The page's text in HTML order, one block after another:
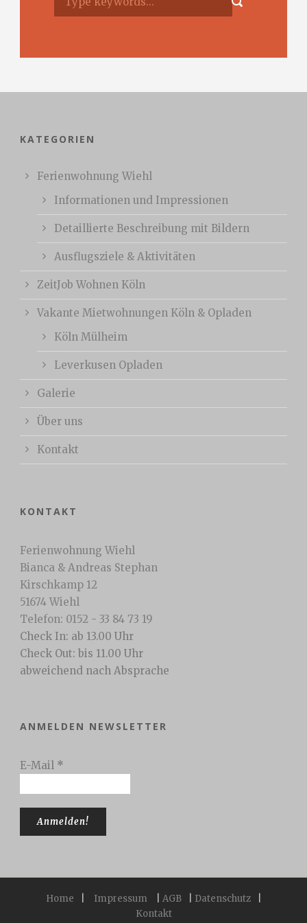
KATEGORIEN
Ferienwohnung Wiehl
Informationen und Impressionen
Detaillierte Beschreibung mit Bildern
Ausflugsziele & Aktivitäten
ZeitJob Wohnen Köln
Vakante Mietwohnungen Köln & Opladen
Köln Mülheim
Leverkusen Opladen
Galerie
Über uns
Kontakt
KONTAKT
Ferienwohnung Wiehl
Bianca & Andreas Stephan
Kirschkamp 12
51674 Wiehl
Telefon: 0152 - 33 84 73 19
Check In: ab 13.00 Uhr
Check Out: bis 11.00 Uhr
abweichend nach Absprache
ANMELDEN NEWSLETTER
E-Mail *
Home Impressum AGB Datenschutz
Kontakt